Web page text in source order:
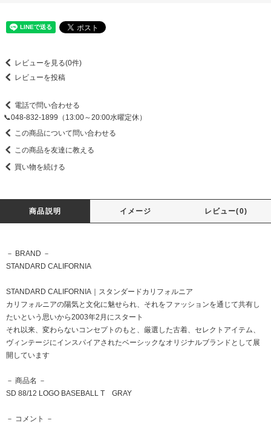
レビューを見る(0件)
レビューを投稿
電話で問い合わせる
📞048-832-1899（13:00～20:00水曜定休）
この商品について問い合わせる
この商品を友達に教える
買い物を続ける
商品説明 イメージ レビュー(0)
－ BRAND －
STANDARD CALIFORNIA
STANDARD CALIFORNIA｜スタンダードカリフォルニア
カリフォルニアの陽気と文化に魅せられ、それをファッションを通じて共有し
たいという思いから2003年2月にスタート
それ以来、変わらないコンセプトのもと、厳選した古着、セレクトアイテム、
ヴィンテージにインスパイアされたベーシックなオリジナルブランドとして展
開しています
－ 商品名 －
SD 88/12 LOGO BASEBALL T GRAY
－ コメント －